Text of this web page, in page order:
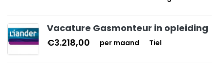
Vacature Gasmonteur in opleiding
€3.218,00
per maand Tiel